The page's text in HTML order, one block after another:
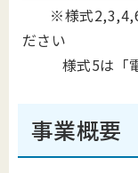
※様式
ださい
様式5は「電
事業概要